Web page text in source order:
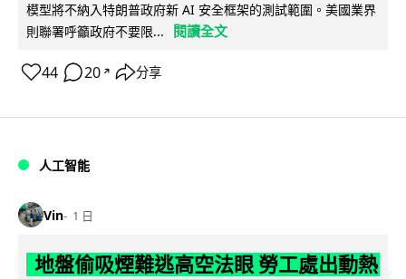
模型將不納入特朗普政府新 AI 安全框架的測試範圍。美國業界
則聯署呼籲政府不要限...
閱讀全文
44 20 ↗ 分享
人工智能
Vin 1 日
地盤偷吸煙難逃高空法眼 勞工處出動熱